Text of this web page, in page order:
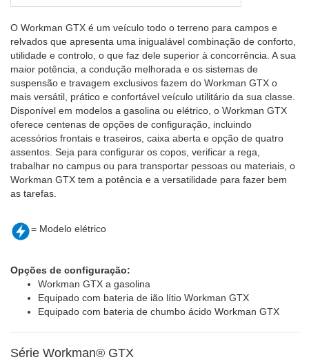
O Workman GTX é um veículo todo o terreno para campos e
relvados que apresenta uma inigualável combinação de conforto,
utilidade e controlo, o que faz dele superior à concorrência. A sua
maior potência, a condução melhorada e os sistemas de
suspensão e travagem exclusivos fazem do Workman GTX o
mais versátil, prático e confortável veículo utilitário da sua classe.
Disponível em modelos a gasolina ou elétrico, o Workman GTX
oferece centenas de opções de configuração, incluindo
acessórios frontais e traseiros, caixa aberta e opção de quatro
assentos. Seja para configurar os copos, verificar a rega,
trabalhar no campus ou para transportar pessoas ou materiais, o
Workman GTX tem a potência e a versatilidade para fazer bem
as tarefas.
= Modelo elétrico
Opções de configuração:
Workman GTX a gasolina
Equipado com bateria de ião lítio Workman GTX
Equipado com bateria de chumbo ácido Workman GTX
Série Workman® GTX